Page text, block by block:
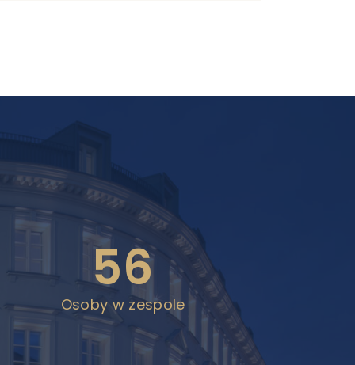
56
Osoby w zespole